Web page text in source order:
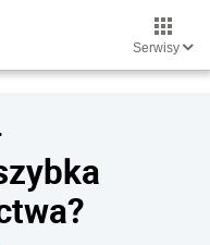
Serwisy